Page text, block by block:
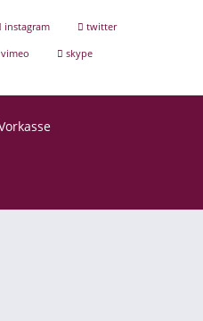
instagram
twitter
vimeo skype